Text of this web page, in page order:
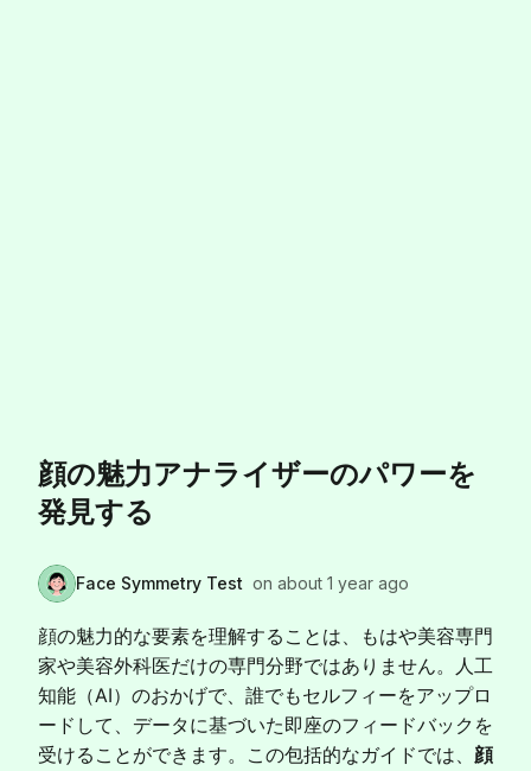
顔の魅力アナライザーのパワーを
発見する
Face Symmetry Test on about 1 year ago
顔の魅力的な要素を理解することは、もはや美容専門
家や美容外科医だけの専門分野ではありません。人工
知能（AI）のおかげで、誰でもセルフィーをアップロ
ードして、データに基づいた即座のフィードバックを
受けることができます。この包括的なガイドでは、 顔